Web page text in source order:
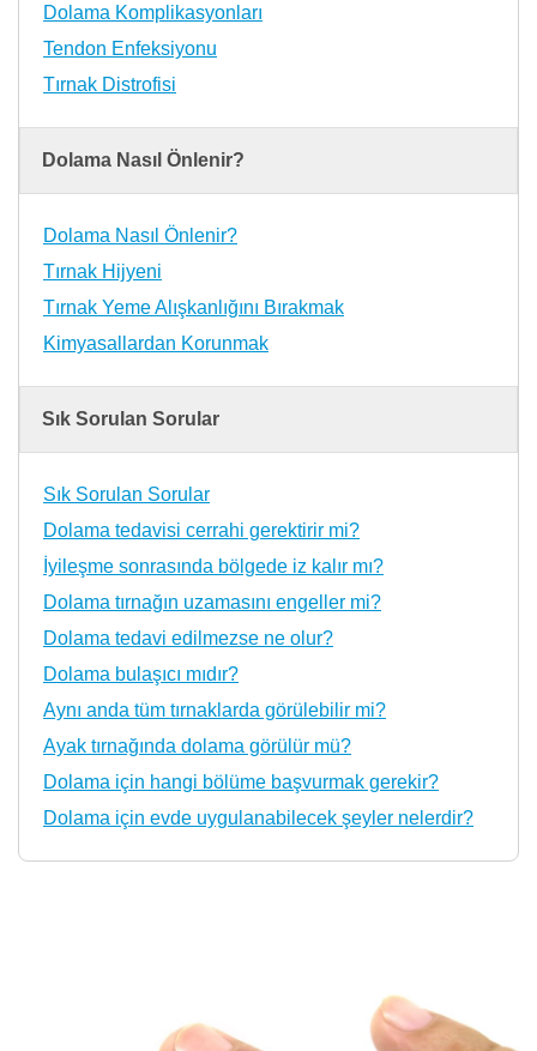
Dolama Komplikasyonları
Tendon Enfeksiyonu
Tırnak Distrofisi
Dolama Nasıl Önlenir?
Dolama Nasıl Önlenir?
Tırnak Hijyeni
Tırnak Yeme Alışkanlığını Bırakmak
Kimyasallardan Korunmak
Sık Sorulan Sorular
Sık Sorulan Sorular
Dolama tedavisi cerrahi gerektirir mi?
İyileşme sonrasında bölgede iz kalır mı?
Dolama tırnağın uzamasını engeller mi?
Dolama tedavi edilmezse ne olur?
Dolama bulaşıcı mıdır?
Aynı anda tüm tırnaklarda görülebilir mi?
Ayak tırnağında dolama görülür mü?
Dolama için hangi bölüme başvurmak gerekir?
Dolama için evde uygulanabilecek şeyler nelerdir?